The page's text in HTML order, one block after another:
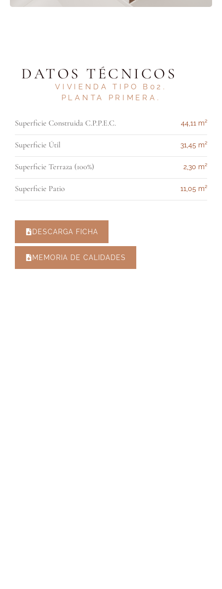
DATOS TÉCNICOS
VIVIENDA TIPO B02.
PLANTA PRIMERA .
Superficie Construida C.P.P.E.C. 44,11 m²
Superficie Útil 31,45 m²
Superficie Terraza (100%) 2,30 m²
Superficie Patio 11,05 m²
DESCARGA FICHA
MEMORIA DE CALIDADES